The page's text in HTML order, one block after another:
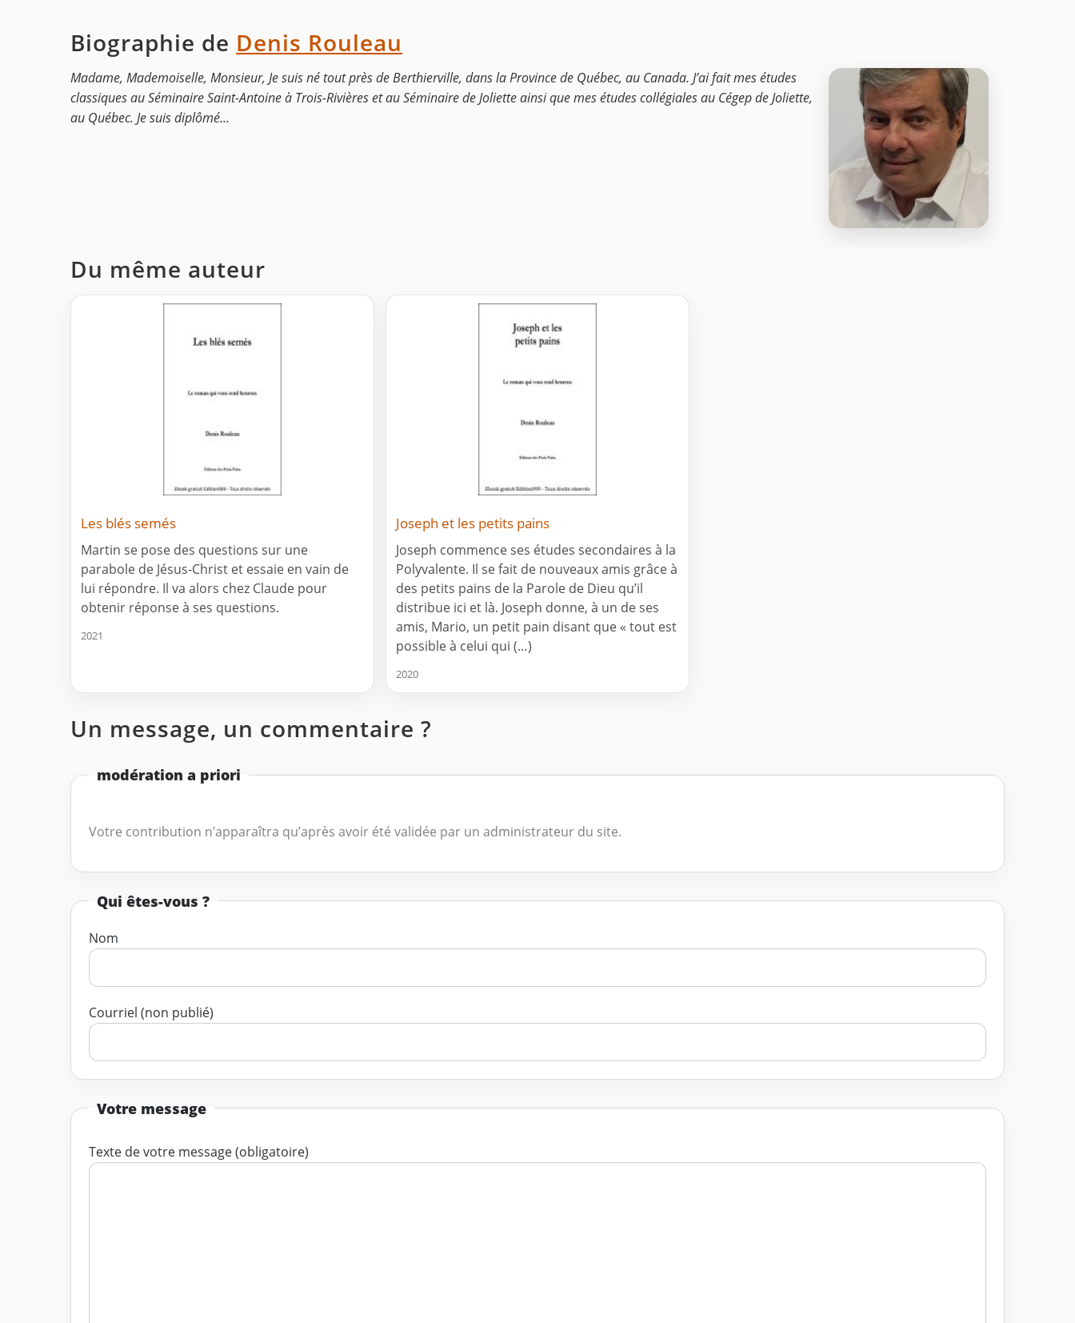
Biographie de Denis Rouleau
Madame, Mademoiselle, Monsieur, Je suis né tout près de Berthierville, dans la Province de Québec, au Canada. J’ai fait mes études
classiques au Séminaire Saint-Antoine à Trois-Rivières et au Séminaire de Joliette ainsi que mes études collégiales au Cégep de Joliette,
au Québec. Je suis diplômé...
Du même auteur
Les blés semés
Martin se pose des questions sur une
parabole de Jésus-Christ et essaie en vain de
lui répondre. Il va alors chez Claude pour
obtenir réponse à ses questions.
2021
Joseph et les petits pains
Joseph commence ses études secondaires à la
Polyvalente. Il se fait de nouveaux amis grâce à
des petits pains de la Parole de Dieu qu’il
distribue ici et là. Joseph donne, à un de ses
amis, Mario, un petit pain disant que « tout est
possible à celui qui (…)
2020
Un message, un commentaire ?
modération a priori
Votre contribution n’apparaîtra qu’après avoir été validée par un administrateur du site.
Qui êtes-vous ?
Nom
Courriel (non publié)
Votre message
Texte de votre message (obligatoire)